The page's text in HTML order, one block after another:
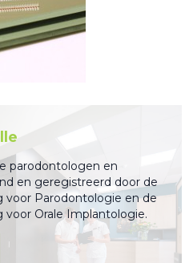
parodontologen en
en geregistreerd door de
voor Parodontologie en de
voor Orale Implantologie.